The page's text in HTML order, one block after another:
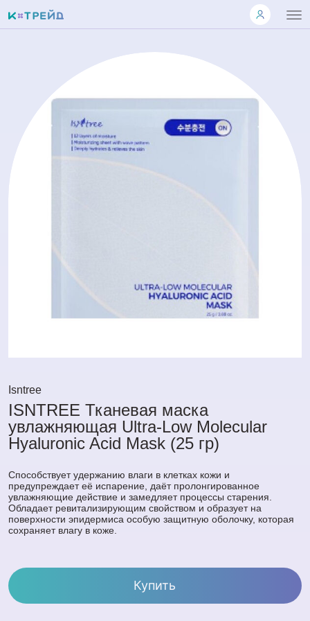
Isntree
ISNTREE Тканевая маска
увлажняющая Ultra-Low Molecular
Hyaluronic Acid Mask (25 гр)
Способствует удержанию влаги в клетках кожи и
предупреждает её испарение, даёт пролонгированное
увлажняющие действие и замедляет процессы старения.
Обладает ревитализирующим свойством и образует на
поверхности эпидермиса особую защитную оболочку, которая
сохраняет влагу в коже.
Купить